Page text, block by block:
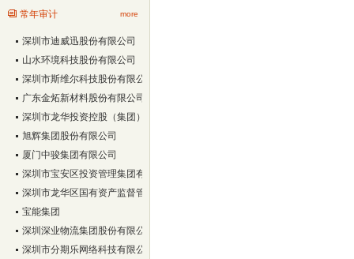
常年审计 more
深圳市迪威迅股份有限公司
山水环境科技股份有限公司
深圳市斯维尔科技股份有限公司
广东金炻新材料股份有限公司
深圳市龙华投资控股（集团）有限公司
旭辉集团股份有限公司
厦门中骏集团有限公司
深圳市宝安区投资管理集团有限公司
深圳市龙华区国有资产监督管理局
宝能集团
深圳深业物流集团股份有限公司
深圳市分期乐网络科技有限公司